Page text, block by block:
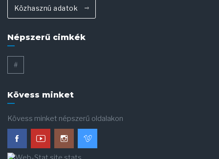
Közhasznú adatok
Népszerű cimkék
#
Kövess minket
Kövess minket népszerű oldalakon